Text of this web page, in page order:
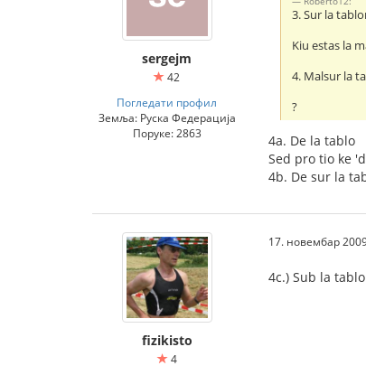
sergejm
42
Погледати профил
Земља: Руска Федерација
Поруке: 2863
3. Sur la
Kiu estas la
4. Malsur la
?
4a. De la tablo
Sed pro tio ke
4b. De sur la
fizikisto
4
17. новембар
4c.) Sub la